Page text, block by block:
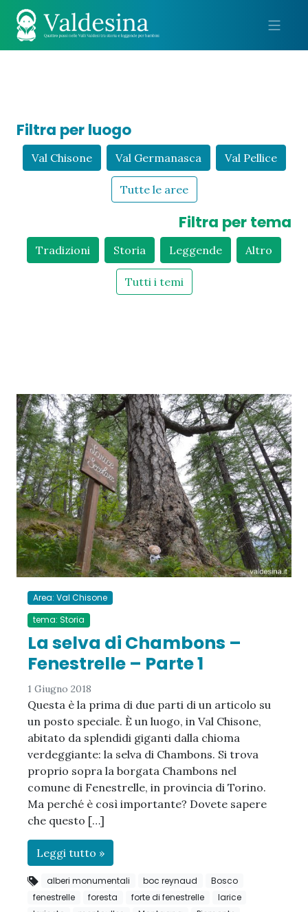
Filtra per luogo
Val Chisone Val Germanasca Val Pellice
Tutte le aree
Filtra per tema
Tradizioni Storia Leggende Altro
Tutti i temi
Area: Val Chisone
tema: Storia
La selva di Chambons –
Fenestrelle – Parte 1
1 Giugno 2018
Questa è la prima di due parti di un articolo su
un posto speciale. È un luogo, in Val Chisone,
abitato da splendidi giganti dalla chioma
verdeggiante: la selva di Chambons. Si trova
proprio sopra la borgata Chambons nel
comune di Fenestrelle, in provincia di Torino.
Ma perché è così importante? Dovete sapere
che questo […]
Leggi tutto »
alberi monumentali boc reynaud
Bosco
fenestrelle
foresta forte di fenestrelle
larice